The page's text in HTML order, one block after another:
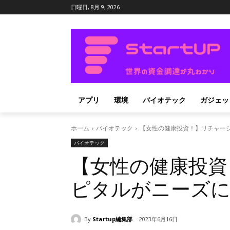
日曜日, 8月 9, 2026
アプリ 環境 バイオテック ガジェ
ホーム バイオテック 【女性の健康投資！】リチャ
バイオテック
【女性の健康投
ピタルがニーズ
By Startup編集部 2023年6月16日